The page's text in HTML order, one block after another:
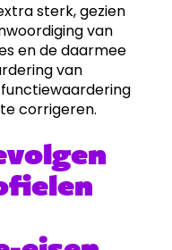
sterk, gezien
van
en de daarmee
van
corrigeren.